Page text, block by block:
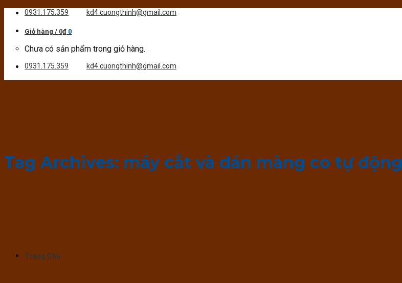
Skip
content
0931.175.359 kd4.cuongthinh@gmail.com
Giỏ hàng / 0₫ 0
Chưa có sản phẩm trong giỏ hàng.
0931.175.359 kd4.cuongthinh@gmail.com
Trang Chủ
Tag Archives: máy cắt và dán màng co tự động